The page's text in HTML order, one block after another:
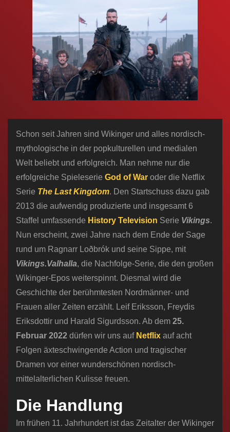
Schon seit Jahren sind Wikinger und alles nordisch-
mythologische in der popkulturellen und medialen
Welt beliebt und erfolgreich. Man nehme nur die
erfolgreiche Spieleserie God of War oder die Netflix
Serie The Last Kingdom. Den Startschuss dazu gab
2013 die aufwendig produzierte und insgesamt 6
Staffel umfassende History Television Serie Vikings.
Nun erscheint, zwei Jahre nach dem Ende der Sage
rund um Ragnarr Loðbrók und seine Sippe, mit
Vikings.Valhalla, die Nachfolge-Serie, die den großen
Wikinger-Epos weiterspinnt. Diesmal wird die
Geschichte der berühmtesten Nordmänner- und
Frauen aller Zeiten erzählt. Leif Eriksson, Freydis
Eriksdottir und Harald Sigurdsson. Ab dem 25.
Februar 2022 dürfen wir uns auf Netflix auf acht
Folgen äxteschwingende Action und tragischer
Dramen vor einer wunderschönen nordisch-
mittelalterlichen Kulisse freuen.
Die Handlung
Im frühen 11. Jahrhundert ist das Zeitalter der Wikinger